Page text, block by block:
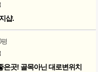
샵.
평
은곳! 골목아닌 대로변위치